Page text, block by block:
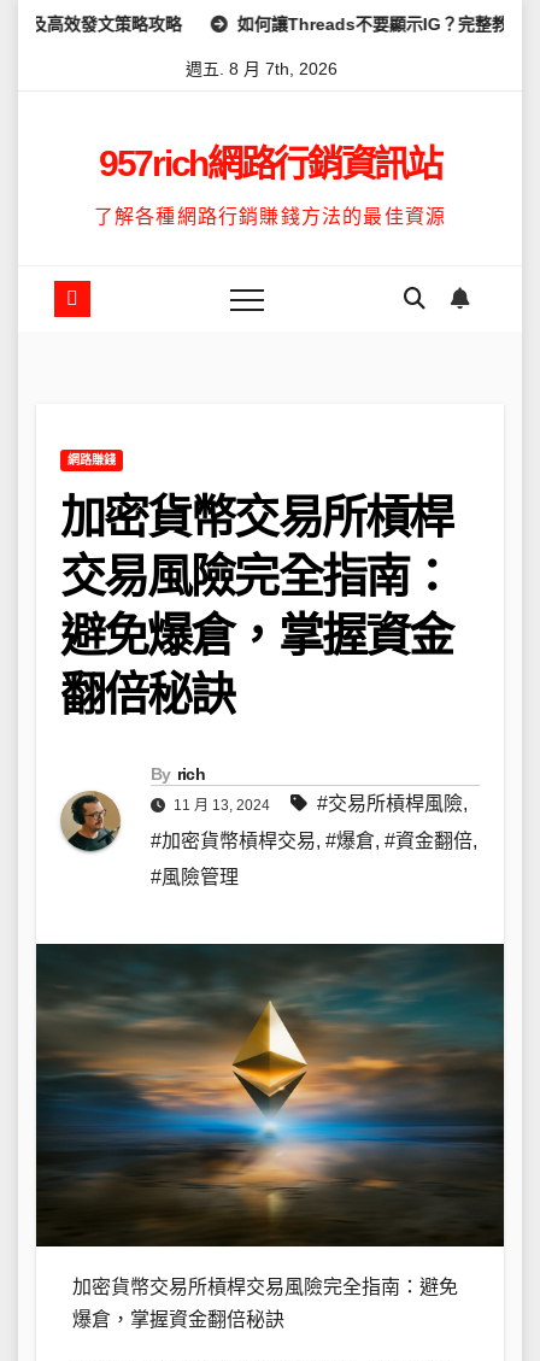
Skip
攻略 如何讓Threads不要顯示IG？完整教學：高效管理你的線
週五. 8 月 7th, 2026
957rich網路行銷資訊站
了解各種網路行銷賺錢方法的最佳資源
網路賺錢
加密貨幣交易所槓桿
交易風險完全指南：
避免爆倉，掌握資金
翻倍秘訣
By rich
11 月 13, 2024 #交易所槓桿風險,
#加密貨幣槓桿交易, #爆倉, #資金翻倍,
#風險管理
加密貨幣交易所槓桿交易風險完全指南：避免
爆倉，掌握資金翻倍秘訣